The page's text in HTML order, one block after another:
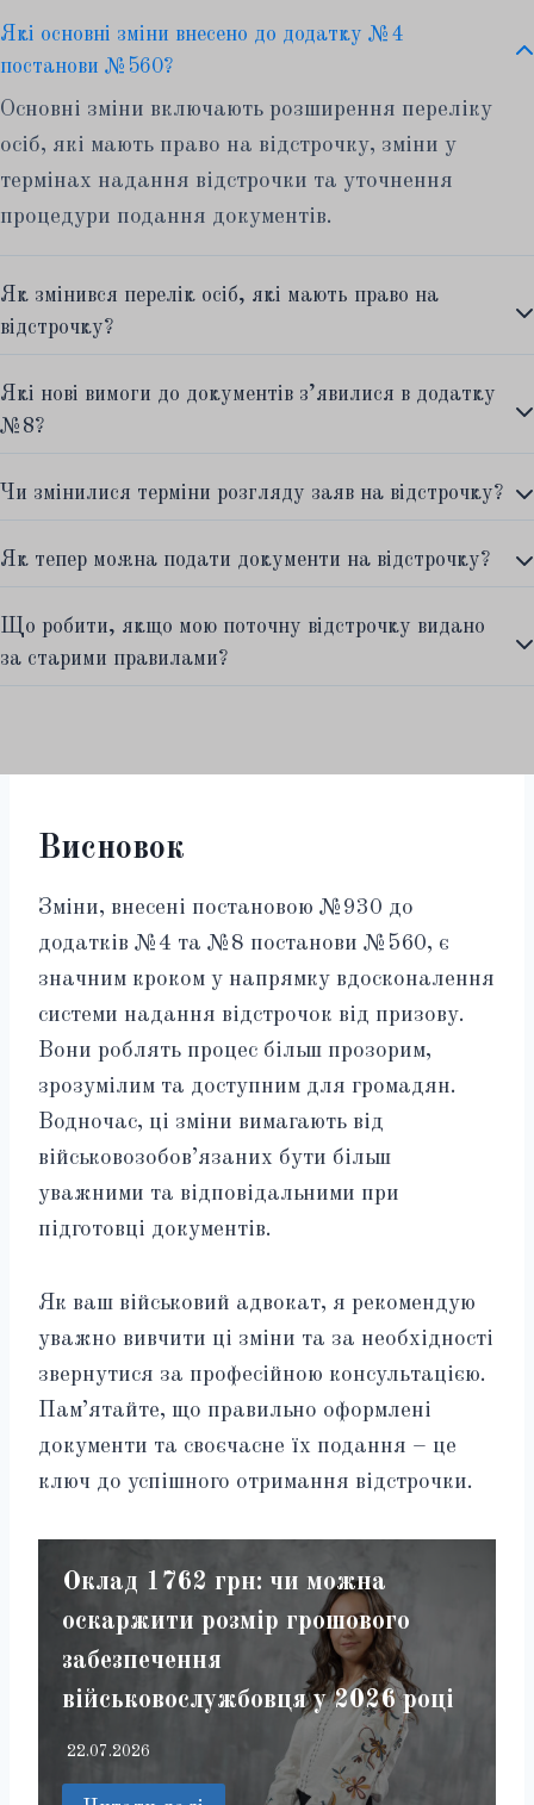
Які основні зміни внесено до додатку №4
постанови №560?
Основні зміни включають розширення переліку
осіб, які мають право на відстрочку, зміни у
термінах надання відстрочки та уточнення
процедури подання документів.
Як змінився перелік осіб, які мають право на
відстрочку?
Які нові вимоги до документів з’явилися в додатку
№8?
Чи змінилися терміни розгляду заяв на відстрочку?
Як тепер можна подати документи на відстрочку?
Що робити, якщо мою поточну відстрочку видано
за старими правилами?
Висновок
Зміни, внесені постановою №930 до
додатків №4 та №8 постанови №560, є
значним кроком у напрямку вдосконалення
системи надання відстрочок від призову.
Вони роблять процес більш прозорим,
зрозумілим та доступним для громадян.
Водночас, ці зміни вимагають від
військовозобов’язаних бути більш
уважними та відповідальними при
підготовці документів.
Як ваш військовий адвокат, я рекомендую
уважно вивчити ці зміни та за необхідності
звернутися за професійною консультацією.
Пам’ятайте, що правильно оформлені
документи та своєчасне їх подання – це
ключ до успішного отримання відстрочки.
Оклад 1762 грн: чи можна
оскаржити розмір грошового
забезпечення
військовослужбовця у 2026 році
22.07.2026